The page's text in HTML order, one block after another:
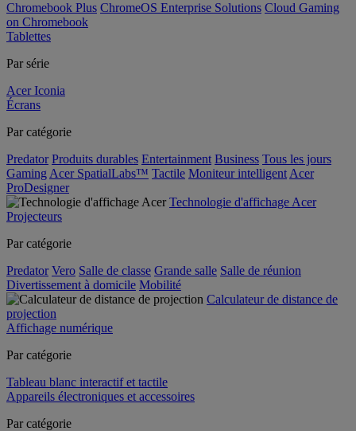
Chromebook Plus ChromeOS Enterprise Solutions Cloud Gaming
on Chromebook
Tablettes
Par série
Acer Iconia
Écrans
Par catégorie
Predator Produits durables Entertainment Business Tous les jours
Gaming Acer SpatialLabs™ Tactile Moniteur intelligent Acer
ProDesigner
Technologie d'affichage Acer
Projecteurs
Par catégorie
Predator Vero Salle de classe Grande salle Salle de réunion
Divertissement à domicile Mobilité
Calculateur de distance de
projection
Affichage numérique
Par catégorie
Tableau blanc interactif et tactile
Appareils électroniques et accessoires
Par catégorie